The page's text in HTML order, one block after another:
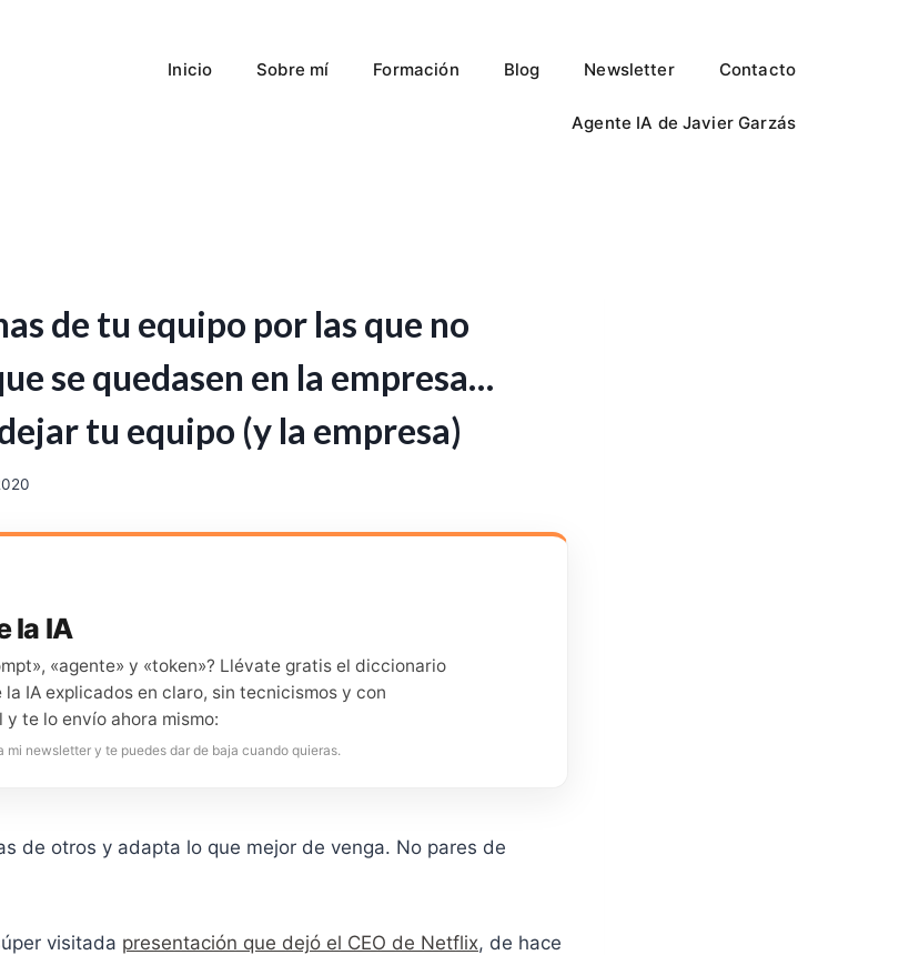
Inicio Sobre mí Formación Blog Newsletter Contacto
Agente IA de Javier Garzás
de tu equipo por las que no
se quedasen en la empresa…
tu equipo (y la empresa)
la IA
«agente» y «token»? Llévate gratis el diccionario
IA explicados en claro, sin tecnicismos y con
y te lo envío ahora mismo:
mi newsletter y te puedes dar de baja cuando quieras.
de otros y adapta lo que mejor de venga. No pares de
visitada presentación que dejó el CEO de Netflix, de hace